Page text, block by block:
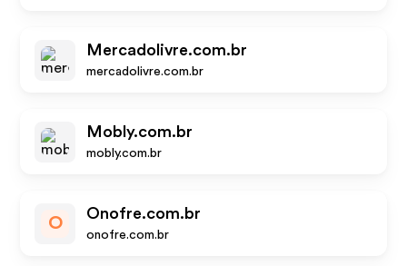
Mercadolivre.com.br
mercadolivre.com.br
Mobly.com.br
mobly.com.br
O
Onofre.com.br
onofre.com.br